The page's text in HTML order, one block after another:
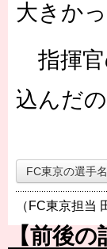
大きかっ
指揮官
込んだ
FC東京の選手
（FC東京担当
【前後の